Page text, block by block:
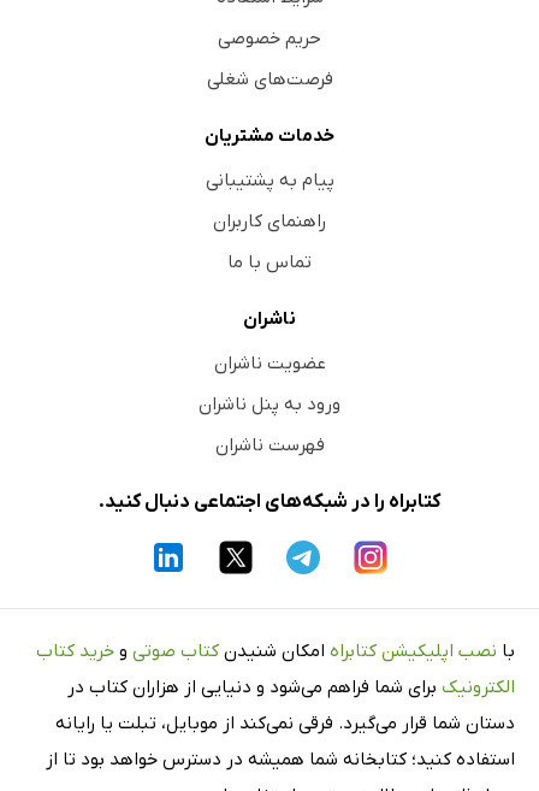
حریم خصوصی
فرصت‌های شغلی
خدمات مشتریان
پیام به پشتیبانی
راهنمای کاربران
تماس با ما
ناشران
عضویت ناشران
ورود به پنل ناشران
فهرست ناشران
کتابراه را در شبکه‌های اجتماعی دنبال کنید.
با نصب اپلیکیشن کتابراه امکان شنیدن کتاب صوتی و خرید کتاب
الکترونیک برای شما فراهم می‌شود و دنیایی از هزاران کتاب در
دستان شما قرار می‌گیرد. فرقی نمی‌کند از موبایل، تبلت یا رایانه
استفاده کنید؛ کتابخانه شما همیشه در دسترس خواهد بود تا از